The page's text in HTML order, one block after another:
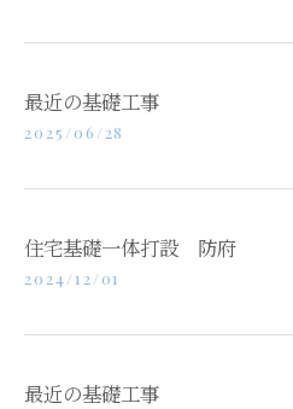
最近の基礎工事
2025/06/28
住宅基礎一体打設 防府
2024/12/01
最近の基礎工事